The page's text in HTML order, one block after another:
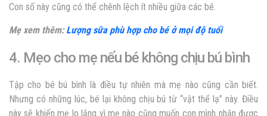
Con số này cũng có thể chênh lệch ít nhiều giữa các bé.
Mẹ xem thêm: Lượng sữa phù hợp cho bé ở mọi độ tuổi
4. Mẹo cho mẹ nếu bé không chịu bú bình
Tập cho bé bú bình là điều tự nhiên mà mẹ nào cũng cần biết.
Nhưng có những lúc, bé lại không chịu bú từ “vật thể lạ” này. Điều
này sẽ khiến mẹ lo lắng vì mẹ nào cũng muốn con mình nhận được